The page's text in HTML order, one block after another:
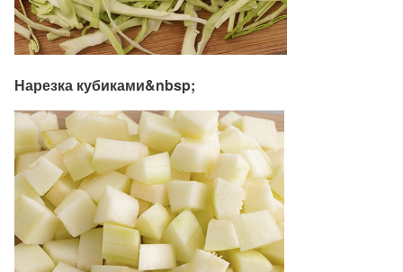
Нарезка кубиками&nbsp;